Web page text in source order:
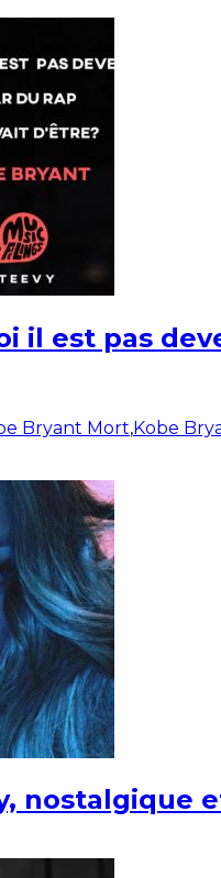
il est pas
Bryant Mort,Kobe
nostalgique